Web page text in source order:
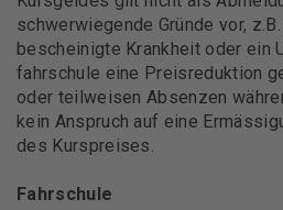
schwerwiegende Gründe vor,
bescheinigte Krankheit oder ein
fahrschule eine Preisreduktion
oder teilweisen Absenzen
kein Anspruch auf eine
des Kurspreises.
Fahrschule